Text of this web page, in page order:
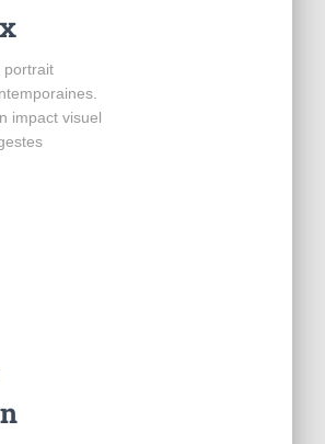
portrait
impact visuel